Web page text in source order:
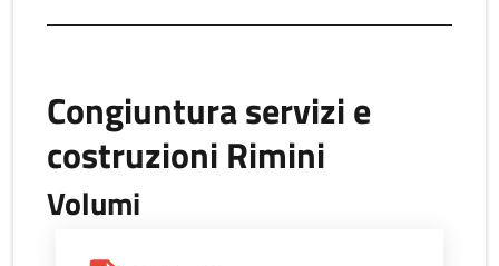
Congiuntura servizi e
costruzioni Rimini
Volumi